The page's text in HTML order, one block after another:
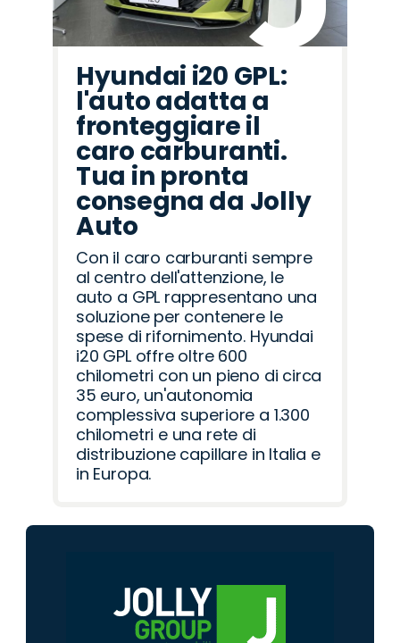
Hyundai i20 GPL:
l'auto adatta a
fronteggiare il
caro carburanti.
Tua in pronta
consegna da Jolly
Auto
Con il caro carburanti sempre
al centro dell'attenzione, le
auto a GPL rappresentano una
soluzione per contenere le
spese di rifornimento. Hyundai
i20 GPL offre oltre 600
chilometri con un pieno di circa
35 euro, un'autonomia
complessiva superiore a 1.300
chilometri e una rete di
distribuzione capillare in Italia e
in Europa.